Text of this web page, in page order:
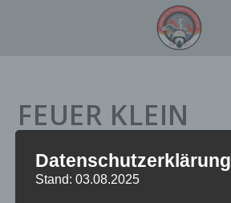
FEUER KLEIN
Datum: 13. Mai 2023 um 19:03 Uhr
Datenschutzerklärung
Stand: 03.08.2025